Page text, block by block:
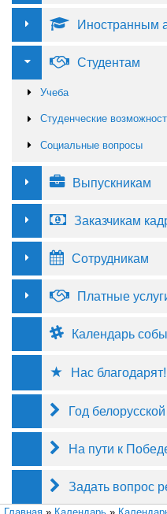
Иностранным
Студентам
Учеба
Студенческие
Социальные вопросы
Выпускникам
Заказчикам
Сотрудникам
Платные
Календарь
Нас благодарят!
Год
На пути к
Задать вопрос